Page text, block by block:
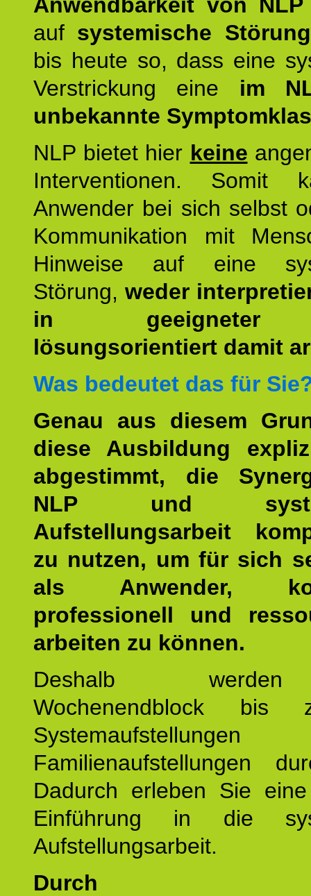
auf systemische
bis heute so, dass eine
Verstrickung eine im
unbekannte
NLP bietet hier keine
Interventionen. Somit
Anwender bei sich selbst
Kommunikation mit
Hinweise auf eine
Störung, weder
in geeigneter
lösungsorientiert damit
Was bedeutet das für
Genau aus diesem
diese Ausbildung
abgestimmt, die
NLP und
Aufstellungsarbeit
zu nutzen, um für sich
als Anwender,
professionell und
arbeiten zu können.
Deshalb
Wochenendblock bis
Familienaufstellungen
Dadurch erleben Sie
Einführung in die
Aufstellungsarbeit.
Durch